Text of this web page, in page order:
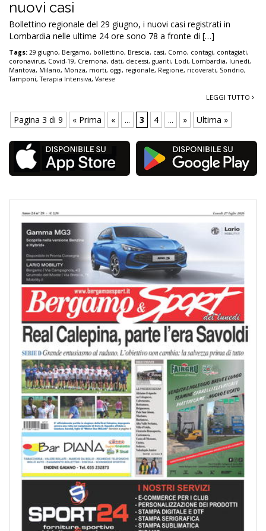
nuovi casi
Bollettino regionale del 29 giugno, i nuovi casi registrati in
Lombardia nelle ultime 24 ore sono 78 a fronte di […]
Tags: 29 giugno, Bergamo, bollettino, Brescia, casi, Como, contagi, contagiati,
coronavirus, Covid-19, Cremona, dati, decessi, guariti, Lodi, Lombardia, lunedì,
Mantova, Milano, Monza, morti, oggi, regionale, Regione, ricoverati, Sondrio,
Tamponi,Terapia Intensiva, Varese
LEGGI TUTTO
Pagina 3 di 9 « Prima « ... 3 4 ... » Ultima »